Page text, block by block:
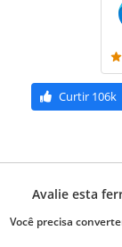
Curtir 106k
Avalie esta
Você precisa